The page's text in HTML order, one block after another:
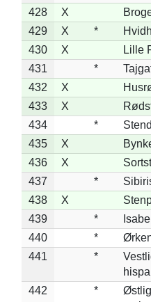
428
X
429
X *
430
X
Lille
431
*
432
X
433
X
434
*
435
X
436
X
437
*
438
X
439
*
440
*
441
*
442
*